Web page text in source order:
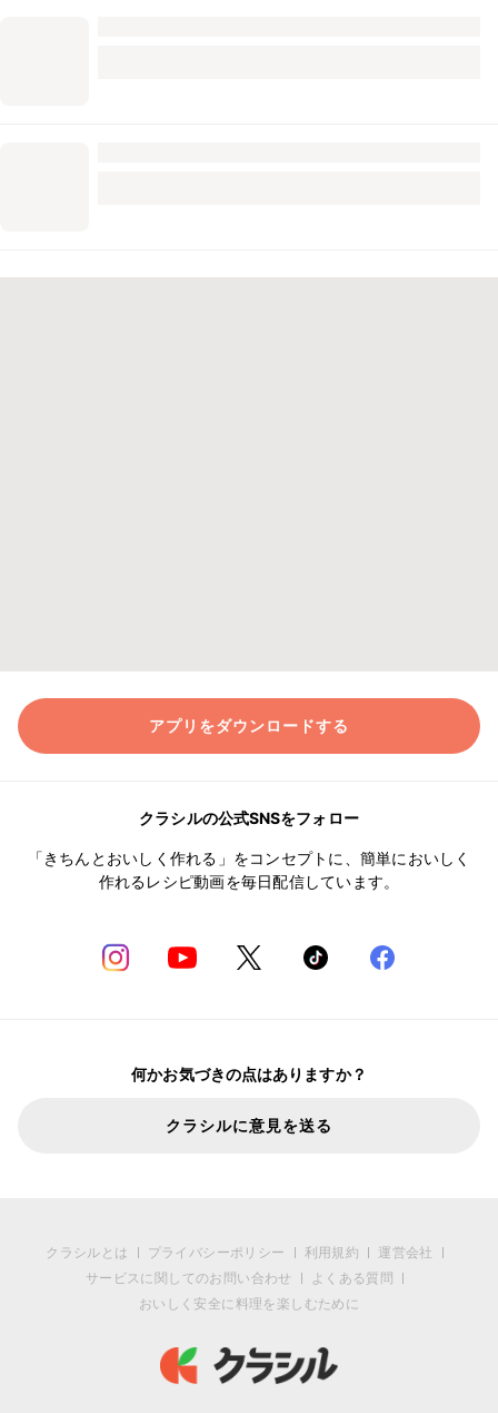
アプリをダウンロードする
クラシルの公式SNSをフォロー
「きちんとおいしく作れる」をコンセプトに、簡単においしく
作れるレシピ動画を毎日配信しています。
何かお気づきの点はありますか？
クラシルに意見を送る
クラシルとは プライバシーポリシー 利用規約
運営会社
サービスに関してのお問い合わせ
よくある質問
おいしく安全に料理を楽しむために